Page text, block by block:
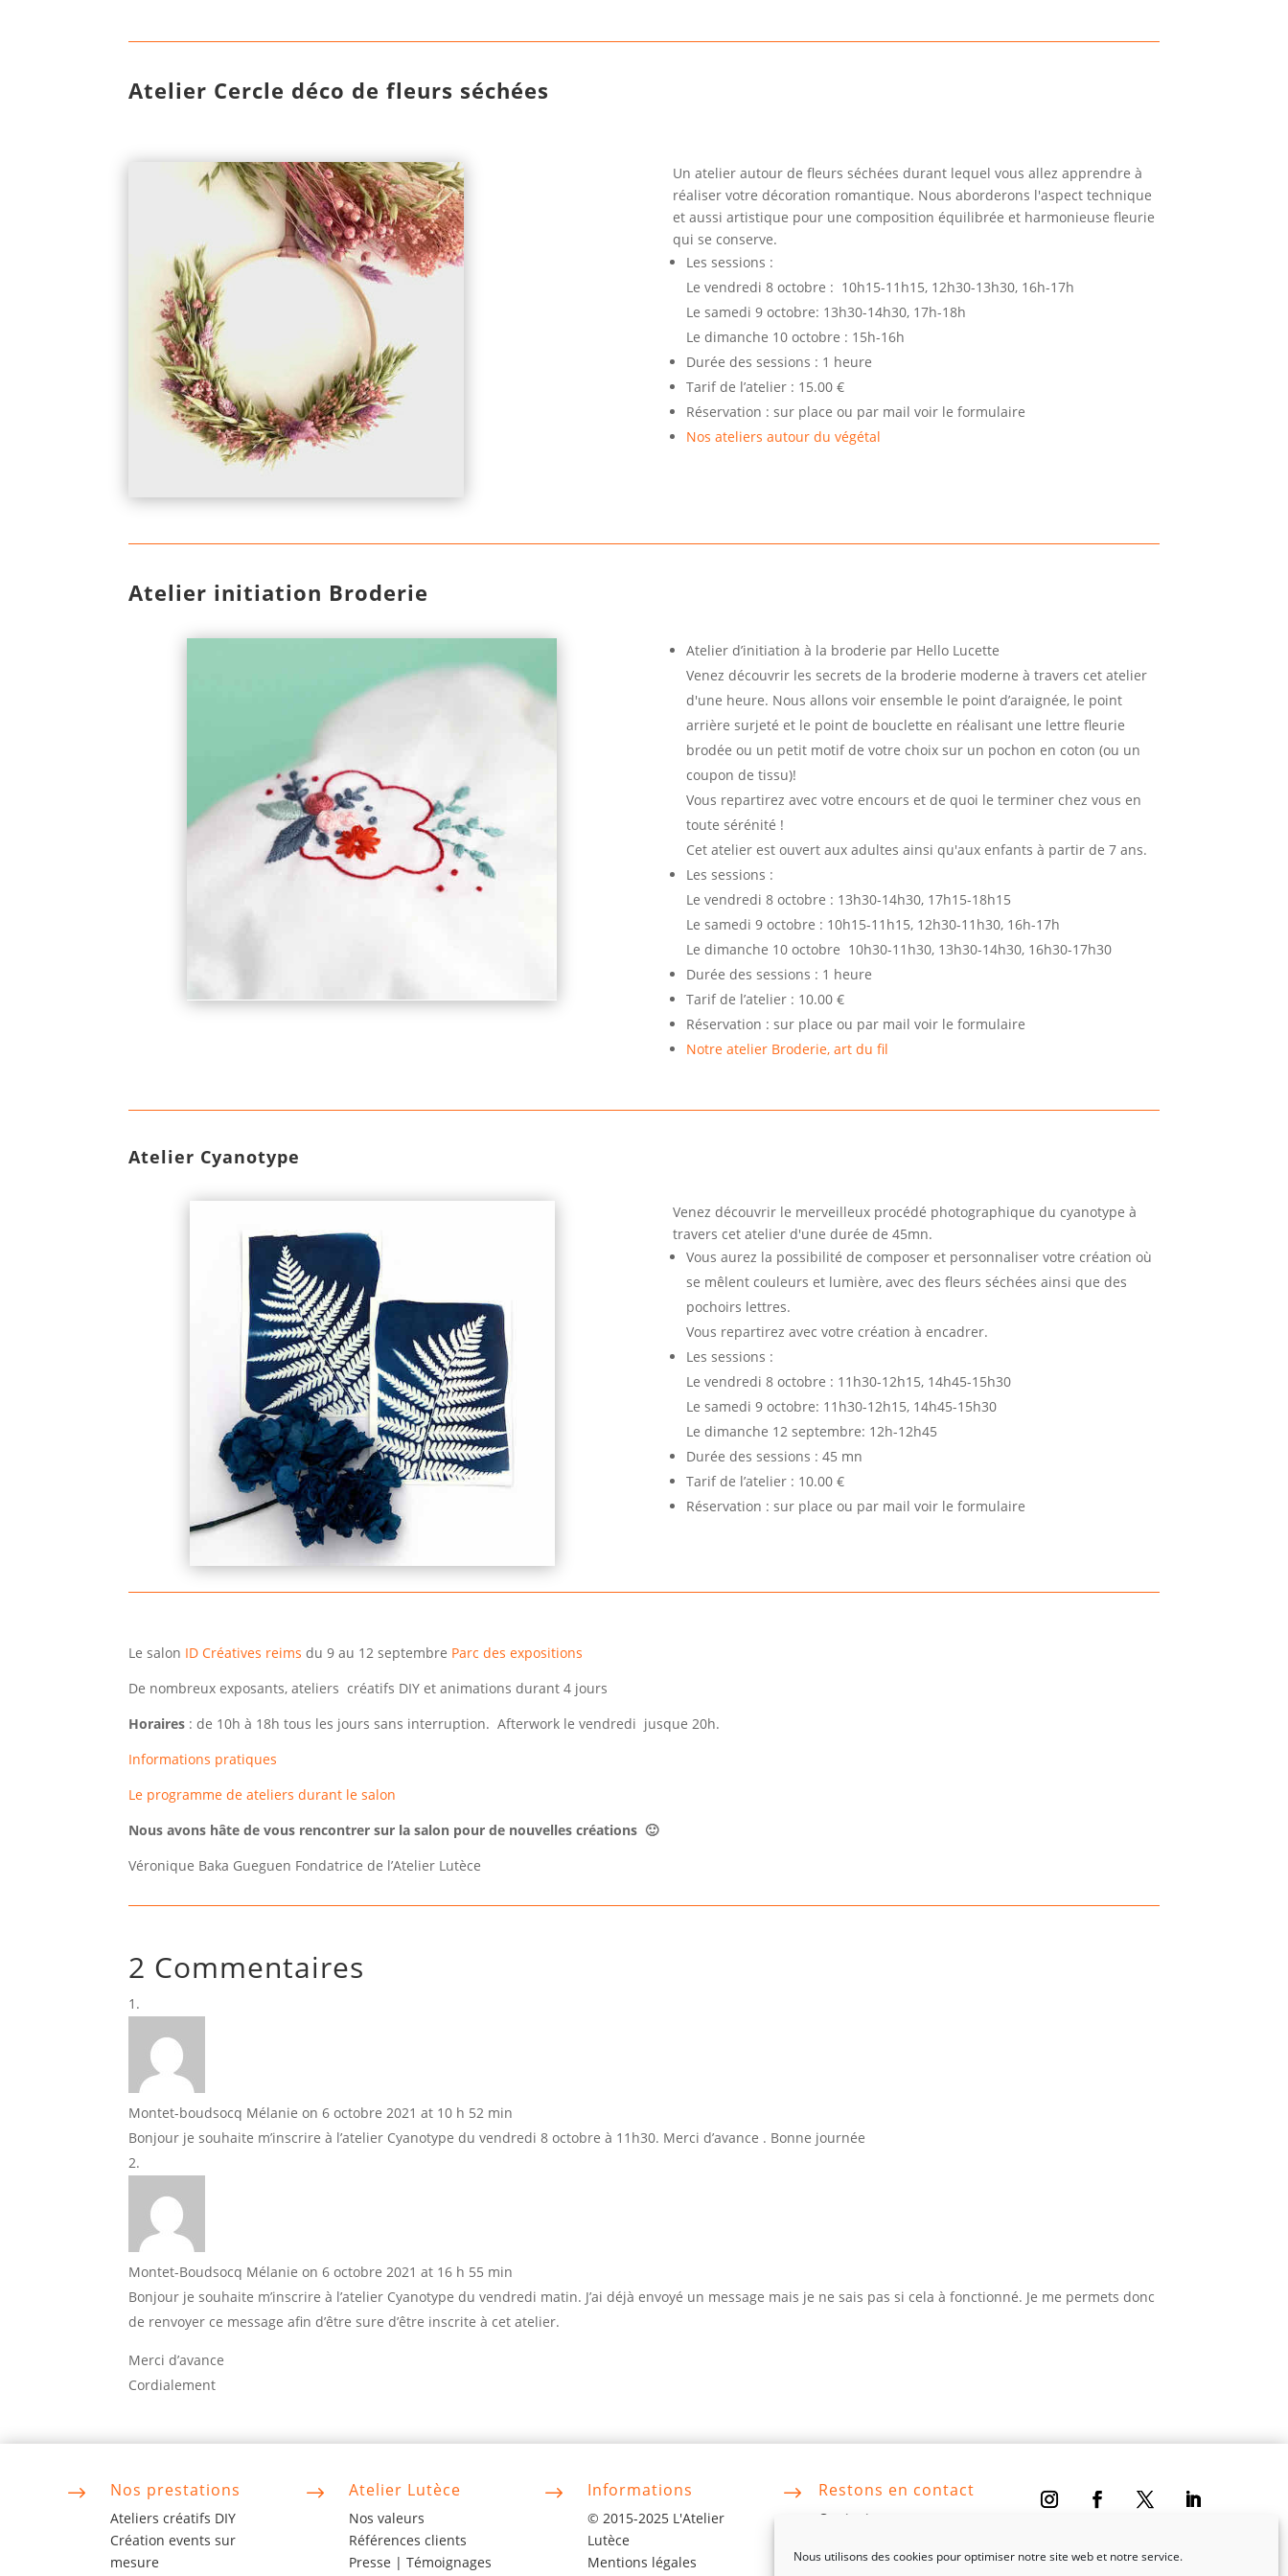
Nous utilisons des cookies pour optimiser notre site web et notre service.
Atelier Cercle déco de fleurs séchées
Un atelier autour de fleurs séchées durant lequel vous allez apprendre à
réaliser votre décoration romantique. Nous aborderons l'aspect technique
et aussi artistique pour une composition équilibrée et harmonieuse fleurie
qui se conserve.
Les sessions :
Le vendredi 8 octobre : 10h15-11h15, 12h30-13h30, 16h-17h
Le samedi 9 octobre: 13h30-14h30, 17h-18h
Le dimanche 10 octobre : 15h-16h
Durée des sessions : 1 heure
Tarif de l’atelier : 15.00 €
Réservation : sur place ou par mail voir le formulaire
Nos ateliers autour du végétal
Atelier initiation Broderie
Atelier d’initiation à la broderie par Hello Lucette
Venez découvrir les secrets de la broderie moderne à travers cet atelier
d'une heure. Nous allons voir ensemble le point d’araignée, le point
arrière surjeté et le point de bouclette en réalisant une lettre fleurie
brodée ou un petit motif de votre choix sur un pochon en coton (ou un
coupon de tissu)!
Vous repartirez avec votre encours et de quoi le terminer chez vous en
toute sérénité !
Cet atelier est ouvert aux adultes ainsi qu'aux enfants à partir de 7 ans.
Les sessions :
Le vendredi 8 octobre : 13h30-14h30, 17h15-18h15
Le samedi 9 octobre : 10h15-11h15, 12h30-11h30, 16h-17h
Le dimanche 10 octobre 10h30-11h30, 13h30-14h30, 16h30-17h30
Durée des sessions : 1 heure
Tarif de l’atelier : 10.00 €
Réservation : sur place ou par mail voir le formulaire
Notre atelier Broderie, art du fil
Atelier Cyanotype
Venez découvrir le merveilleux procédé photographique du cyanotype à
travers cet atelier d'une durée de 45mn.
Vous aurez la possibilité de composer et personnaliser votre création où
se mêlent couleurs et lumière, avec des fleurs séchées ainsi que des
pochoirs lettres.
Vous repartirez avec votre création à encadrer.
Les sessions :
Le vendredi 8 octobre : 11h30-12h15, 14h45-15h30
Le samedi 9 octobre: 11h30-12h15, 14h45-15h30
Le dimanche 12 septembre: 12h-12h45
Durée des sessions : 45 mn
Tarif de l’atelier : 10.00 €
Réservation : sur place ou par mail voir le formulaire
Le salon ID Créatives reims du 9 au 12 septembre Parc des expositions
De nombreux exposants, ateliers créatifs DIY et animations durant 4 jours
Horaires : de 10h à 18h tous les jours sans interruption. Afterwork le vendredi jusque 20h.
Informations pratiques
Le programme de ateliers durant le salon
Nous avons hâte de vous rencontrer sur la salon pour de nouvelles créations 🙂
Véronique Baka Gueguen Fondatrice de l’Atelier Lutèce
2 Commentaires
Montet-boudsocq Mélanie on 6 octobre 2021 at 10 h 52 min
Bonjour je souhaite m’inscrire à l’atelier Cyanotype du vendredi 8 octobre à 11h30. Merci d’avance . Bonne journée
Montet-Boudsocq Mélanie on 6 octobre 2021 at 16 h 55 min
Bonjour je souhaite m’inscrire à l’atelier Cyanotype du vendredi matin. J’ai déjà envoyé un message mais je ne sais pas si cela à fonctionné. Je me permets donc
de renvoyer ce message afin d’être sure d’être inscrite à cet atelier.
Merci d’avance
Cordialement
$ Nos prestations
Ateliers créatifs DIY
Création events sur
mesure
$ Atelier Lutèce
Nos valeurs
Références clients
Presse | Témoignages
$ Informations
© 2015-2025 L'Atelier
Lutèce
Mentions légales
$ Restons en contact
Contactez nous
06 63 06 75 14